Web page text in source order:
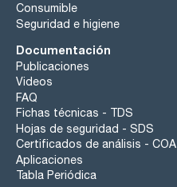
Consumible
Seguridad e higiene
Documentación
Publicaciones
Videos
FAQ
Fichas técnicas - TDS
Hojas de seguridad - SDS
Certificados de análisis - COA
Aplicaciones
Tabla Periódica